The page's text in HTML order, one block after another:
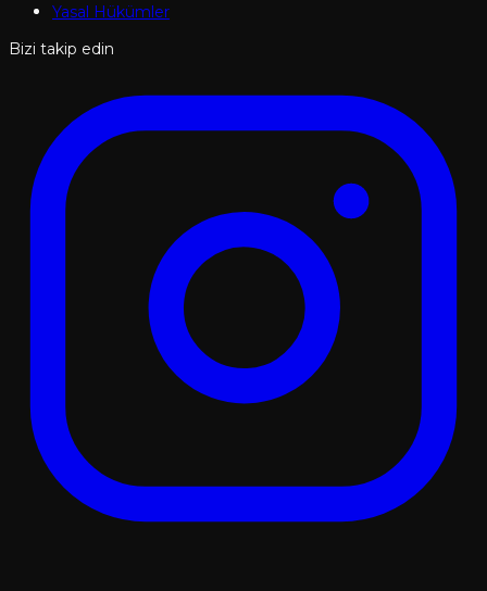
Yasal Hükümler
Bizi takip edin